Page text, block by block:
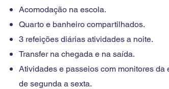
Acomodação na escola.
Quarto e banheiro compartilhados.
3 refeições diárias atividades a noite.
Transfer na chegada e na saída.
Atividades e passeios com monitores da
de segunda a sexta.